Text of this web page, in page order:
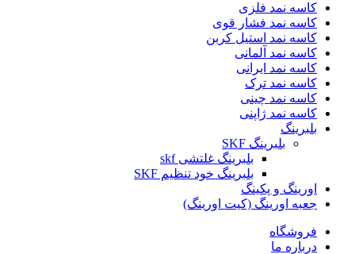
کاسه نمد فلزی
کاسه نمد فشار قوی
کاسه نمد استیل کربن
کاسه نمد آلمانی
کاسه نمد ایرانی
کاسه نمد ترک
کاسه نمد چینی
کاسه نمد ژاپنی
بلبرینگ
بلبرینگ SKF
بلبرینگ غلتشی skf
بلبرینگ خود تنظیم SKF
اورینگ و پکینگ
جعبه اورینگ (کیت اورینگ)
فروشگاه
درباره ما